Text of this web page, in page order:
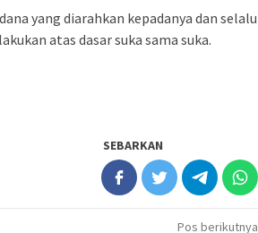
yang diarahkan kepadanya dan selalu
atas dasar suka sama suka.
SEBARKAN
Pos berikutnya